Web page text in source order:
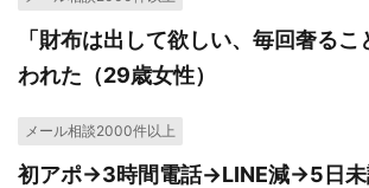
「財布は出して欲しい、毎回奢る
われた（29歳女性）
メール相談2000件以上
初アポ→3時間電話→LINE減→5日未